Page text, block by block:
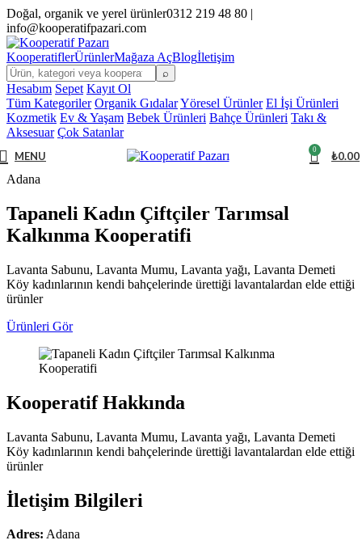
Doğal, organik ve yerel ürünler0312 219 48 80 |
info@kooperatifpazari.com
KooperatiflerÜrünlerMağaza AçBlogİletişim
⌕
Hesabım Sepet Kayıt Ol
Tüm Kategoriler Organik GıdalarYöresel Ürünler El İşi Ürünleri
Kozmetik Ev & Yaşam Bebek Ürünleri Bahçe Ürünleri Takı &
Aksesuar Çok Satanlar
MENU 0 ₺0.00
Adana
Tapaneli Kadın Çiftçiler Tarımsal
Kalkınma Kooperatifi
Lavanta Sabunu, Lavanta Mumu, Lavanta yağı, Lavanta Demeti
Köy kadınlarının kendi bahçelerinde ürettiği lavantalardan elde ettiği
ürünler
Ürünleri Gör
Kooperatif Hakkında
Lavanta Sabunu, Lavanta Mumu, Lavanta yağı, Lavanta Demeti
Köy kadınlarının kendi bahçelerinde ürettiği lavantalardan elde ettiği
ürünler
İletişim Bilgileri
Adres: Adana